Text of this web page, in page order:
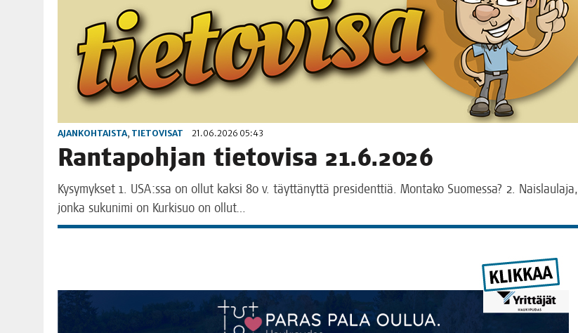
AJANKOHTAISTA, TIETOVISAT 21.06.2026 05:43
Ran­ta­poh­jan tie­to­vi­sa 21.6.2026
Kysy­myk­set 1. USA:ssa on ollut kak­si 80 v. täyt­tä­nyt­tä pre­si­dent­tiä. Mon­ta­ko Suo­mes­sa? 2. Nais­lau­la­ja,
jon­ka suku­ni­mi on Kur­ki­suo on ollut…